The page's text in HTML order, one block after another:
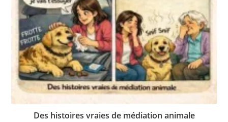
Des histoires vraies de médiation animale